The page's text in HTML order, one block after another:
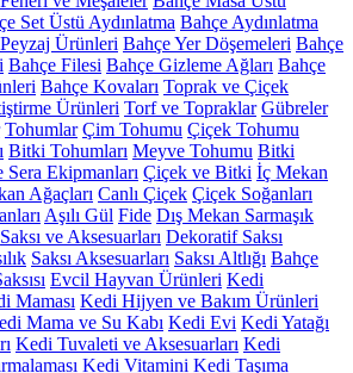
Set Üstü Aydınlatma Bahçe Aydınlatma
Ürünleri Bahçe Yer Döşemeleri Bahçe
Bahçe Filesi Bahçe Gizleme Ağları Bahçe
Bahçe Kovaları Toprak ve Çiçek
Ürünleri Torf ve Topraklar Gübreler
Tohumlar Çim Tohumu Çiçek Tohumu
Bitki Tohumları Meyve Tohumu Bitki
Sera Ekipmanları Çiçek ve Bitki İç Mekan
Ağaçları Canlı Çiçek Çiçek Soğanları
Aşılı Gül Fide Dış Mekan Sarmaşık
Saksı ve Aksesuarları Dekoratif Saksı
Saksı Aksesuarları Saksı Altlığı Bahçe
Evcil Hayvan Ürünleri Kedi
Maması Kedi Hijyen ve Bakım Ürünleri
Mama ve Su Kabı Kedi Evi Kedi Yatağı
Kedi Tuvaleti ve Aksesuarları Kedi
Kedi Vitamini Kedi Taşıma